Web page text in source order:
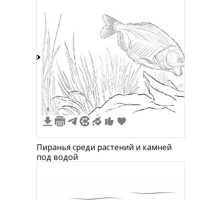
1
Пиранья среди растений и камней
под водой